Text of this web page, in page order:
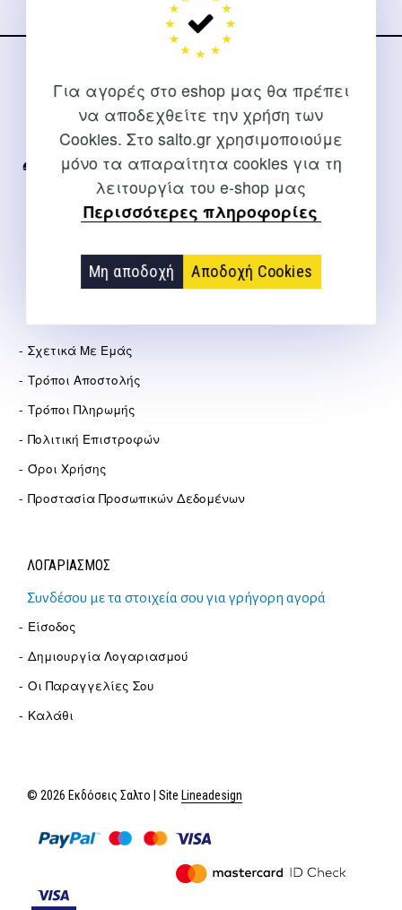
Για αγορές στο eshop μας θα πρέπει
να αποδεχθείτε την χρήση των
Cookies. Στο salto.gr χρησιμοποιούμε
μόνο τα απαραίτητα cookies για τη
λειτουργία του e-shop μας
Περισσότερες πληροφορίες
Μη αποδοχή Αποδοχή Cookies
ΕΠΙΚΟΙΝΩΝΊΑ
Για διευκρινίσεις και υποστήριξη παραγγελιών μέσω του
Internet
2310 267108
info@salto.gr
Σχετικά Με Εμάς
Τρόποι Αποστολής
Τρόποι Πληρωμής
Πολιτική Επιστροφών
Όροι Χρήσης
Προστασία Προσωπικών Δεδομένων
ΛΟΓΑΡΙΑΣΜΟΣ
Συνδέσου με τα στοιχεία σου για γρήγορη αγορά
Είσοδος
Δημιουργία Λογαριασμού
Οι Παραγγελίες Σου
Καλάθι
© 2026 Εκδόσεις Σαλτο | Site Lineadesign